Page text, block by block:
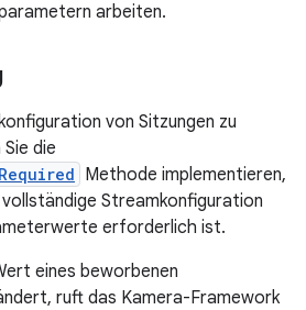
arbeiten.
von Sitzungen zu
die
Methode implementieren,
Streamkonfiguration
erforderlich ist.
eines beworbenen
ruft das Kamera-Framework